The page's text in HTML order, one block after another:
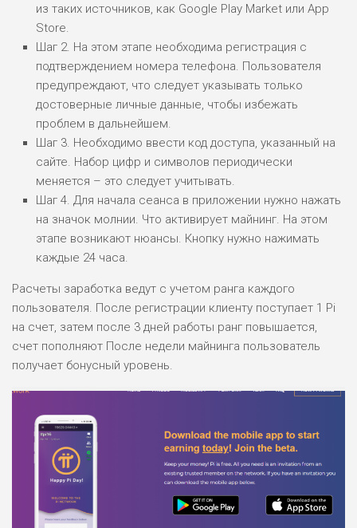
РИСКИ: НИЗКИЕ
ДОХОД: ВЫСОКИЙ
БЮДЖЕТ: ВЫСОКИЙ
ОБЗОР
ЛЮБИТЕЛЯ
М СТАВОК
РИСКИ: СРЕДНИЕ
ДОХОД: ВЫСОКИЙ
ОБЗОР
ПОДОЙДЕТ
ВСЕМ
РИСКИ: НИЗКИЕ
БЮДЖЕТ: НИЗКИЙ
ОБЗОР
ПОДОЙДЕТ
БЮДЖЕТ: НИЗКИЙ
из таких источников, как Google Play Market или App
Store.
Шаг 2. На этом этапе необходима регистрация с
подтверждением номера телефона. Пользователя
предупреждают, что следует указывать только
достоверные личные данные, чтобы избежать
проблем в дальнейшем.
Шаг 3. Необходимо ввести код доступа, указанный на
сайте. Набор цифр и символов периодически
меняется – это следует учитывать.
Шаг 4. Для начала сеанса в приложении нужно нажать
на значок молнии. Что активирует майнинг. На этом
этапе возникают нюансы. Кнопку нужно нажимать
каждые 24 часа.
Расчеты заработка ведут с учетом ранга каждого
пользователя. После регистрации клиенту поступает 1 Pi
на счет, затем после 3 дней работы ранг повышается,
счет пополняют После недели майнинга пользователь
получает бонусный уровень.